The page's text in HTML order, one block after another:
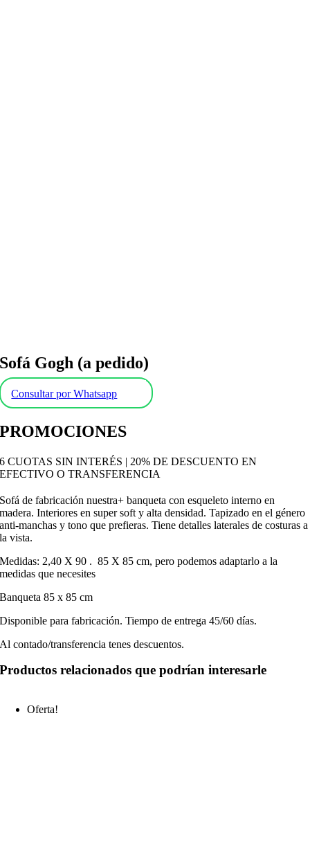
Sofá Gogh (a pedido)
Consultar por Whatsapp
PROMOCIONES
6 CUOTAS SIN INTERÉS | 20% DE DESCUENTO EN
EFECTIVO O TRANSFERENCIA
Sofá de fabricación nuestra+ banqueta con esqueleto interno en
madera. Interiores en super soft y alta densidad. Tapizado en el género
anti-manchas y tono que prefieras. Tiene detalles laterales de costuras a
la vista.
Medidas: 2,40 X 90 . 85 X 85 cm, pero podemos adaptarlo a la
medidas que necesites
Banqueta 85 x 85 cm
Disponible para fabricación. Tiempo de entrega 45/60 días.
Al contado/transferencia tenes descuentos.
Productos relacionados que podrían interesarle
Oferta!